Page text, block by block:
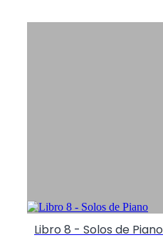
Libro 8 - Solos de Piano